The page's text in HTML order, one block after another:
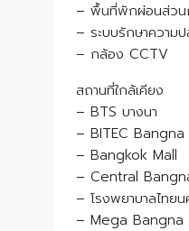
– พื้นที่พักผ่อนส่วน
– ระบบรักษาความ
– กล้อง CCTV
สถานที่ใกล้เคียง
– BTS บางนา
– BITEC Bangna
– Bangkok Mall
– Central
– โรงพยาบาลไทย
– Mega Bangna